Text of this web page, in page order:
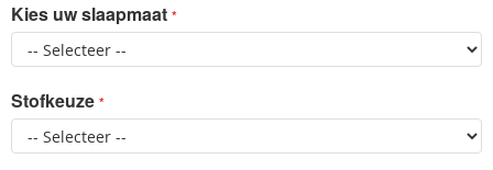
Kies uw slaapmaat
Stofkeuze